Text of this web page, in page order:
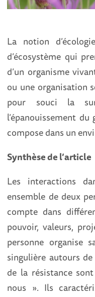
La notion
d’écosystème qui
d’un organisme
ou une organisation
pour souci la
l’épanouissement
compose dans un
Synthèse de l’article
Les interactions
ensemble de deux
compte dans
pouvoir, valeurs,
personne organise
singulière autours
de la résistance
nous ». Ils